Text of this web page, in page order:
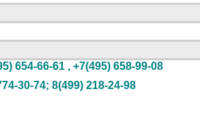
654-66-61 , +7(495) 658-99-08
30-74; 8(499) 218-24-98